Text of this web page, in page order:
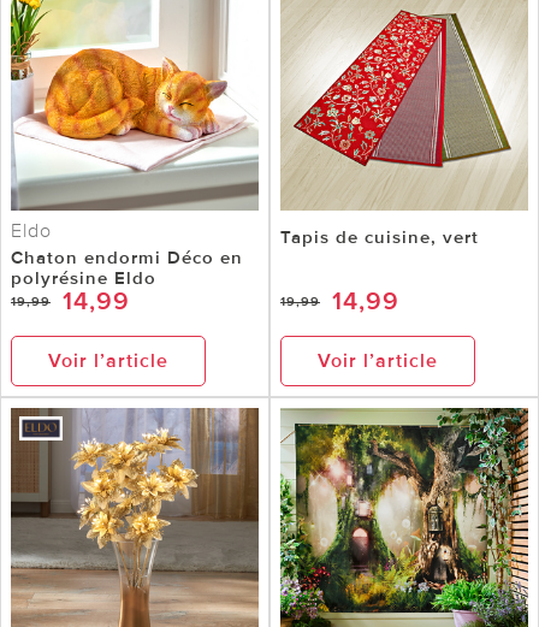
Eldo
Chaton endormi Déco en
polyrésine Eldo
19,99 14,99
Voir l’article
Tapis de cuisine, vert
19,99 14,99
Voir l’article